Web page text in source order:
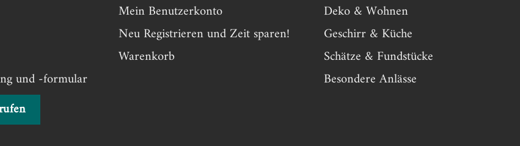
und -formular
Mein Benutzerkonto
Neu Registrieren und Zeit sparen!
Warenkorb
Deko & Wohnen
Geschirr & Küche
Schätze & Fundstücke
Besondere Anlässe